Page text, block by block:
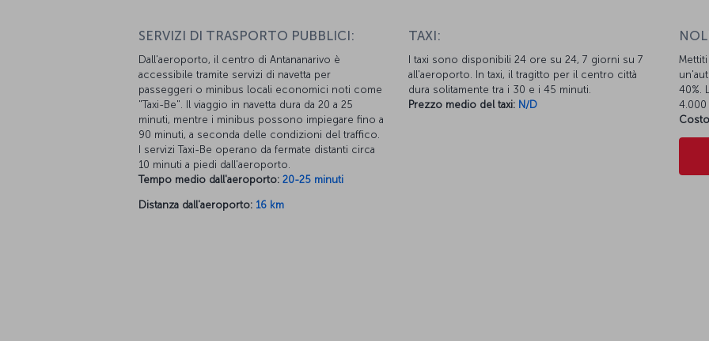
SERVIZI DI TRASPORTO PUBBLICI:
Dall'aeroporto, il centro di Antananarivo è
accessibile tramite servizi di navetta per
passeggeri o minibus locali economici noti come
"Taxi-Be". Il viaggio in navetta dura da 20 a 25
minuti, mentre i minibus possono impiegare fino a
90 minuti, a seconda delle condizioni del traffico.
I servizi Taxi-Be operano da fermate distanti circa
10 minuti a piedi dall'aeroporto.
Tempo medio dall'aeroporto: 20-25 minuti
Distanza dall'aeroporto: 16 km
TAXI:
I taxi sono disponibili 24 ore su 24, 7 giorni su 7
all'aeroporto. In taxi, il tragitto per il centro città
dura solitamente tra i 30 e i 45 minuti.
Prezzo medio del taxi: N/D
40%.
4.000